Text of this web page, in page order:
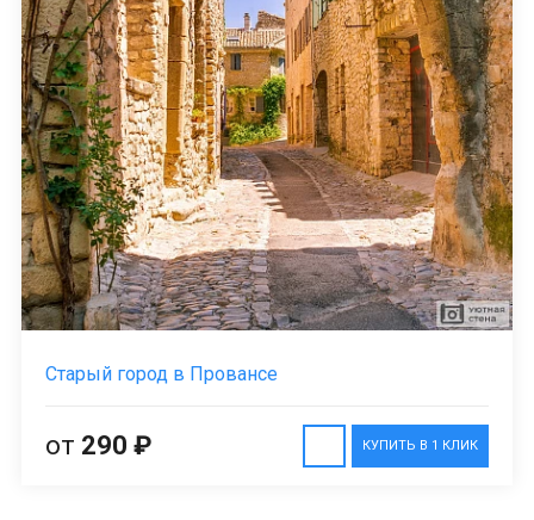
Старый город в Провансе
КУПИТЬ В 1 КЛИК
от 290 ₽